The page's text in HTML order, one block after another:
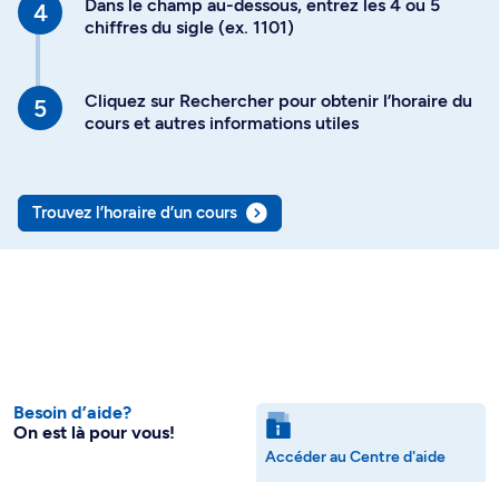
Dans le champ au-dessous, entrez les 4 ou 5
chiffres du sigle (ex. 1101)
Cliquez sur Rechercher pour obtenir l’horaire du
cours et autres informations utiles
Trouvez l’horaire d’un cours
Besoin d’aide?
On est là pour vous!
Accéder au Centre d'aide